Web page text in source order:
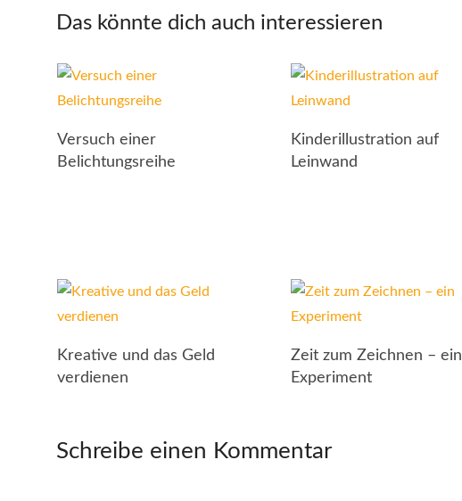
Das könnte dich auch interessieren
Versuch einer
Belichtungsreihe
Kinderillustration auf
Leinwand
Kreative und das Geld
verdienen
Zeit zum Zeichnen – ein
Experiment
Schreibe einen Kommentar